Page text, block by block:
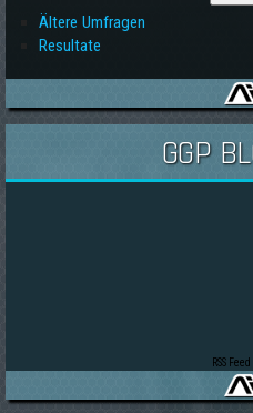
Ältere Umfragen
Resultate
GGP
RSS